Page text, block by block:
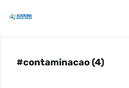
#contaminacao (4)